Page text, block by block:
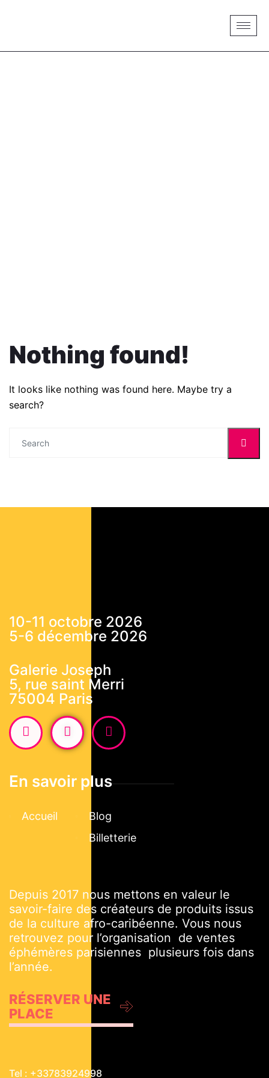
Nothing found!
It looks like nothing was found here. Maybe try a
search?
10-11 octobre 2026
5-6 décembre 2026
Galerie Joseph
5, rue saint Merri
75004 Paris
En savoir plus
Accueil
Blog
Billetterie
Depuis 2017 nous mettons en valeur le
savoir-faire des créateurs de produits issus
de la culture afro-caribéenne. Vous nous
retrouvez pour l’organisation de ventes
éphémères parisiennes plusieurs fois dans
l’année.
RÉSERVER UNE
PLACE
Tel : +33783924998